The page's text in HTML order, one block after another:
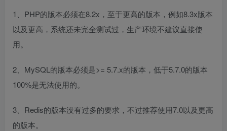
1、PHP的版本必须在8.2x，至于更高的版本，例如8.3x版本
以及更高，系统还未完全测试过，生产环境不建议直接使
用。
2、MySQL的版本必须是>= 5.7.x的版本，低于5.7.0的版本
100%是无法使用的。
3、Redis的版本没有过多的要求，不过推荐使用7.0以及更高
的版本。